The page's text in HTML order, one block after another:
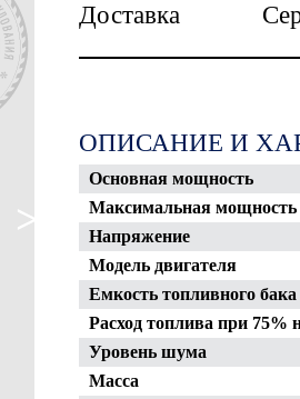
филиал ООО "Тиссен
Шахтбау Гмбх" Южного
рудника СКРУ-2
Доставка
ОПИСАНИЕ И
Основная мощность
Максимальная мощность
Напряжение
Модель двигателя
Емкость топливного бака
Расход топлива при 75%
Уровень шума
Масса